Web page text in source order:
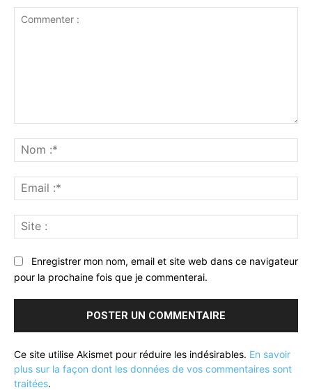
:*
:*
:
Enregistrer mon nom, email et site web dans ce navigateur
pour la prochaine fois que je commenterai.
Ce site utilise Akismet pour réduire les indésirables. En savoir
plus sur la façon dont les données de vos commentaires sont
traitées.